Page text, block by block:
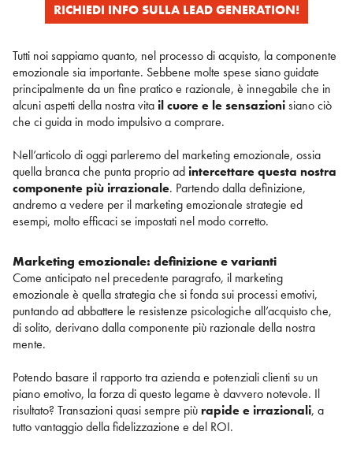
RICHIEDI INFO SULLA LEAD GENERATION!
Tutti noi sappiamo quanto, nel processo di acquisto, la componente
emozionale sia importante. Sebbene molte spese siano guidate
principalmente da un fine pratico e razionale, è innegabile che in
alcuni aspetti della nostra vita il cuore e le sensazionisiano ciò
che ci guida in modo impulsivo a comprare.
Nell’articolo di oggi parleremo del marketing emozionale, ossia
quella branca che punta proprio ad intercettare questa nostra
componente più irrazionale. Partendo dalla definizione,
andremo a vedere per il marketing emozionale strategie ed
esempi, molto efficaci se impostati nel modo corretto.
Marketing emozionale: definizione e varianti
Come anticipato nel precedente paragrafo, il marketing
emozionale è quella strategia che si fonda sui processi emotivi,
puntando ad abbattere le resistenze psicologiche all’acquisto che,
di solito, derivano dalla componente più razionale della nostra
mente.
Potendo basare il rapporto tra azienda e potenziali clienti su un
piano emotivo, la forza di questo legame è davvero notevole. Il
risultato? Transazioni quasi sempre piùrapide e irrazionali, a
tutto vantaggio della fidelizzazione e del ROI.